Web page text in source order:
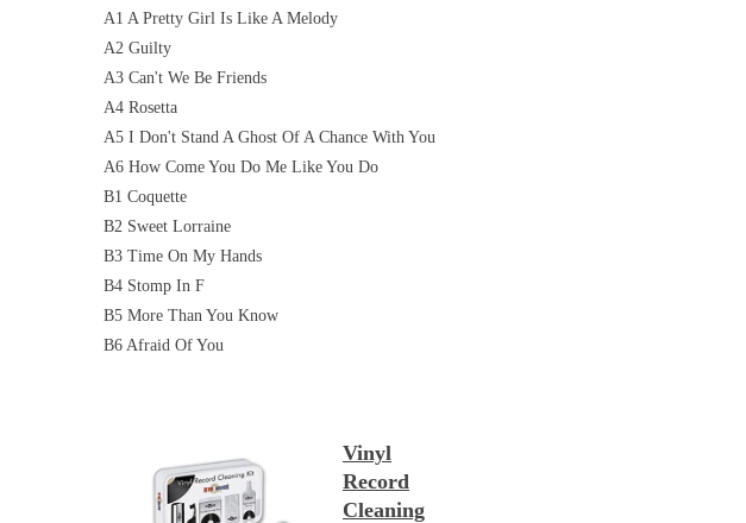
A1 A Pretty Girl Is Like A Melody
A2 Guilty
A3 Can't We Be Friends
A4 Rosetta
A5 I Don't Stand A Ghost Of A Chance With You
A6 How Come You Do Me Like You Do
B1 Coquette
B2 Sweet Lorraine
B3 Time On My Hands
B4 Stomp In F
B5 More Than You Know
B6 Afraid Of You
Vinyl
Record
Cleaning